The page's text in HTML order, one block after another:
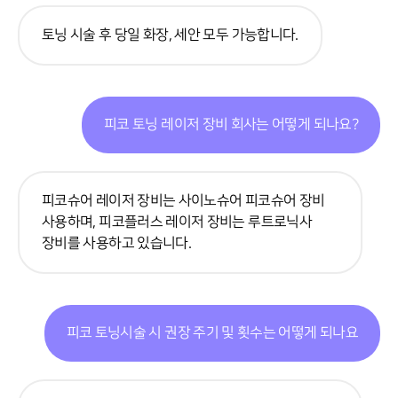
토닝 시술 후 당일 화장, 세안 모두 가능합니다.
피코 토닝 레이저 장비 회사는 어떻게 되나요?
피코슈어 레이저 장비는 사이노슈어 피코슈어 장비
사용하며, 피코플러스 레이저 장비는 루트로닉사
장비를 사용하고 있습니다.
피코 토닝시술 시 권장 주기 및 횟수는 어떻게 되나요